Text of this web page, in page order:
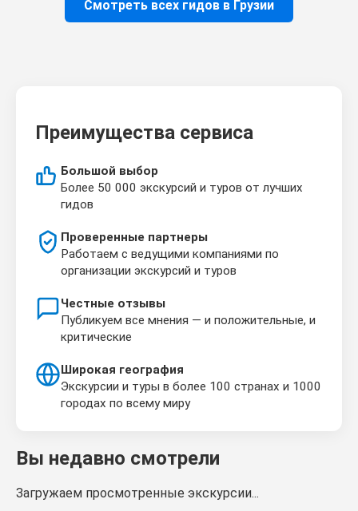
Смотреть всех гидов в Грузии
Преимущества сервиса
Большой выбор
Более 50 000 экскурсий и туров от лучших
гидов
Проверенные партнеры
Работаем с ведущими компаниями по
организации экскурсий и туров
Честные отзывы
Публикуем все мнения — и положительные, и
критические
Широкая география
Экскурсии и туры в более 100 странах и 1000
городах по всему миру
Вы недавно смотрели
Загружаем просмотренные экскурсии...